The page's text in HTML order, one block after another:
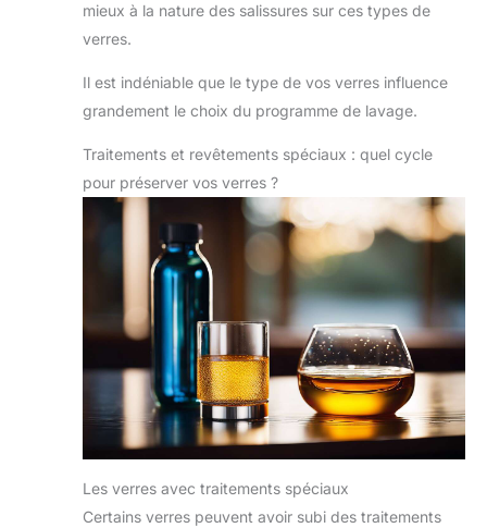
mieux à la nature des salissures sur ces types de
verres.
Il est indéniable que le type de vos verres influence
grandement le choix du programme de lavage.
Traitements et revêtements spéciaux : quel cycle
pour préserver vos verres ?
Les verres avec traitements spéciaux
Certains verres peuvent avoir subi des traitements